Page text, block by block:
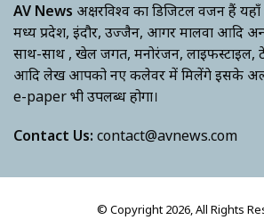
AV News अक्षरविश्व का डिजिटल वर्जन हैं
मध्य प्रदेश, इंदौर, उज्जैन, आगर मालवा आदि
साथ-साथ , खेल जगत, मनोरंजन, लाइफस्टाइल,
आदि लेख आपको नए कलेवर में मिलेंगे इसके
e-paper भी उपलब्ध होगा।
Contact Us: contact@avnews.com
© Copyright 2026, All Rights